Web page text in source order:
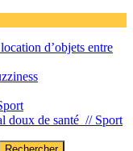
d’objets entre
doux de santé // Sport